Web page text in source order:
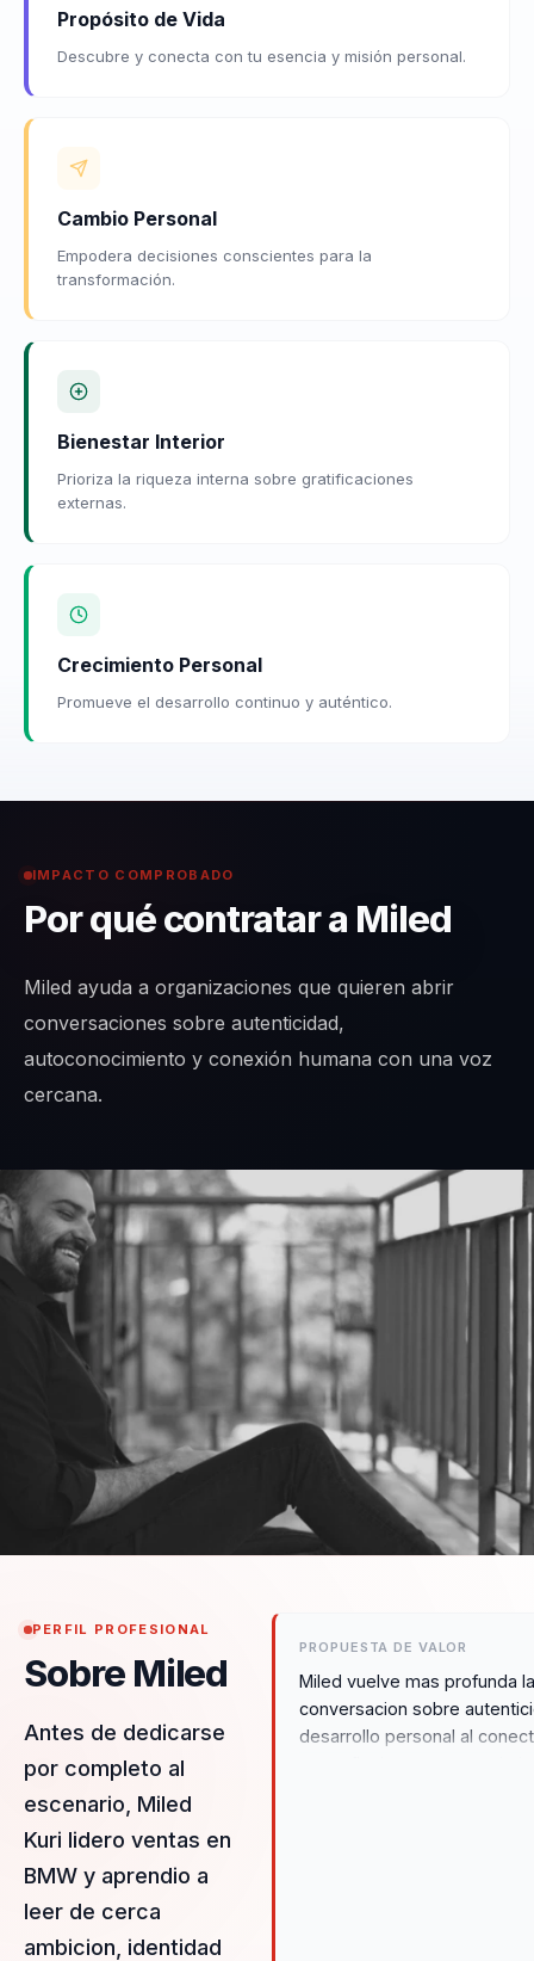
Propósito de Vida
Descubre y conecta con tu esencia y misión personal.
Cambio Personal
Empodera decisiones conscientes para la
transformación.
Bienestar Interior
Prioriza la riqueza interna sobre gratificaciones
externas.
Crecimiento Personal
Promueve el desarrollo continuo y auténtico.
IMPACTO COMPROBADO
Por qué contratar a Miled
Miled ayuda a organizaciones que quieren abrir
conversaciones sobre autenticidad,
autoconocimiento y conexión humana con una voz
cercana.
PERFIL PROFESIONAL
Sobre Miled
Antes de dedicarse
por completo al
escenario, Miled
Kuri lidero ventas en
BMW y aprendio a
leer de cerca
ambicion, identidad
PROPUESTA DE VALOR
Miled vuelve mas profunda
conversacion sobre
desarrollo personal al